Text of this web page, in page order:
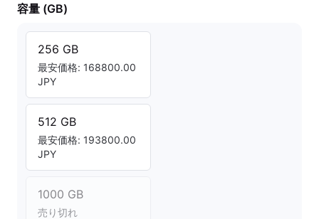
容量 (GB)
256 GB
最安価格: 168800.00
JPY
512 GB
最安価格: 193800.00
JPY
1000 GB
売り切れ